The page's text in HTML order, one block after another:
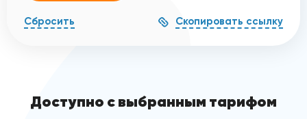
Сбросить Скопировать ссылку
Доступно с выбранным тарифом